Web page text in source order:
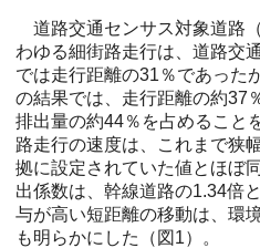
道路交通センサス対象道路
わゆる細街路走行は、道路交
では走行距離の31％であった
の結果では、走行距離の約37
排出量の約44％を占めること
路走行の速度は、これまで狭
拠に設定されていた値とほぼ
出係数は、幹線道路の1.34倍
与が高い短距離の移動は、環
も明らかにした（図1）。